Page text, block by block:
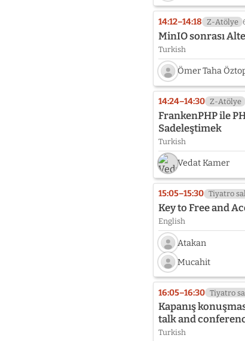
Speaker
photo
not
provided
yet:
R.
Engür
Pişirici
14:12–14:18 Z-Atölye
MinIO sonrası
Turkish
Speaker
photo
provided
yet:
Ömer
Taha
Öztop
Ömer Taha
14:24–14:30 Z-Atölye
FrankenPHP ile
Sadeleştimek
Turkish
Vedat Kamer
15:05–15:30 Tiyatro
Key to Free and
English
Speaker
photo
not
provided
yet:
Atakan
Atakan
Speaker
photo
not
provided
yet:
Mucahit
Mucahit
16:05–16:30 Tiyatro
Kapanış
talk and
Turkish